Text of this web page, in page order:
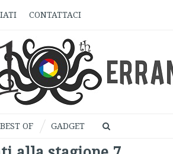
CONTATTACI
BEST OF GADGET